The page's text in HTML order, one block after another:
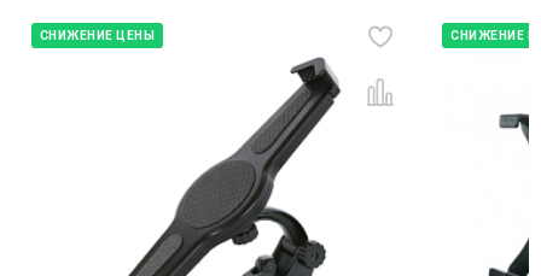
СНИЖЕНИЕ ЦЕНЫ СНИЖЕНИЕ